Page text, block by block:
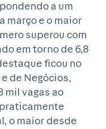
a um
março e o maior
superou com
em torno de 6,8
ficou no
de Negócios,
mil vagas ao
o maior desde